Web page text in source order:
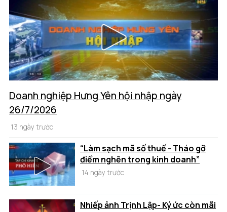
Doanh nghiệp Hưng Yên hội nhập ngày
26/7/2026
13 ngày trước
“Làm sạch mã số thuế - Tháo gỡ
điểm nghẽn trong kinh doanh”
14 ngày trước
Nhiếp ảnh Trịnh Lập- Ký ức còn mãi